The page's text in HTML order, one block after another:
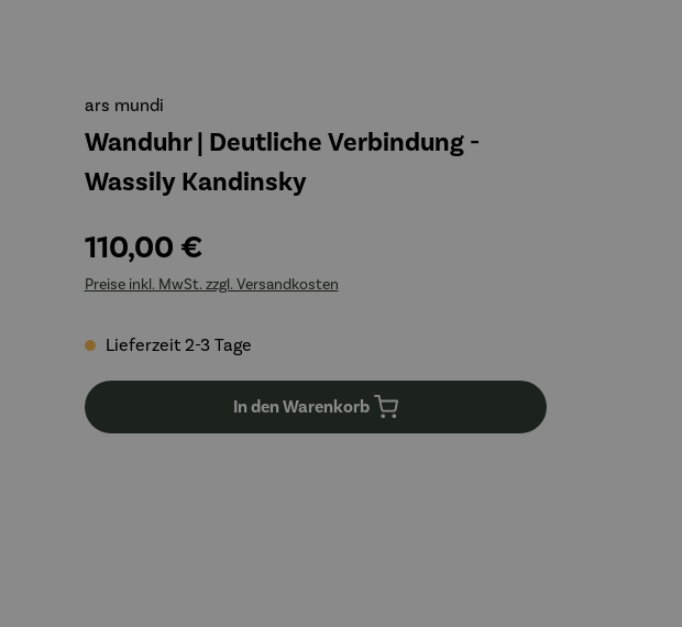
ars mundi
Wanduhr | Deutliche Verbindung -
Wassily Kandinsky
110,00 €
Preise inkl. MwSt. zzgl. Versandkosten
Lieferzeit 2-3 Tage
In den Warenkorb